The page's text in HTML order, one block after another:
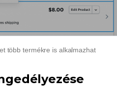
több termékre is alkalmazhat